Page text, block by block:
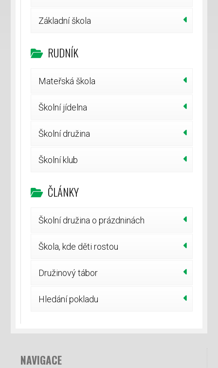
Základní škola
RUDNÍK
Mateřská škola
Školní jídelna
Školní družina
Školní klub
ČLÁNKY
Školní družina o prázdninách
Škola, kde děti rostou
Družinový tábor
Hledání pokladu
NAVIGACE